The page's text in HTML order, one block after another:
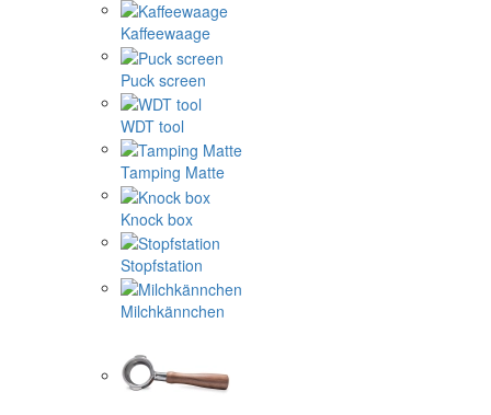
Kaffeewaage
Puck screen
WDT tool
Tamping Matte
Knock box
Stopfstation
Milchkännchen